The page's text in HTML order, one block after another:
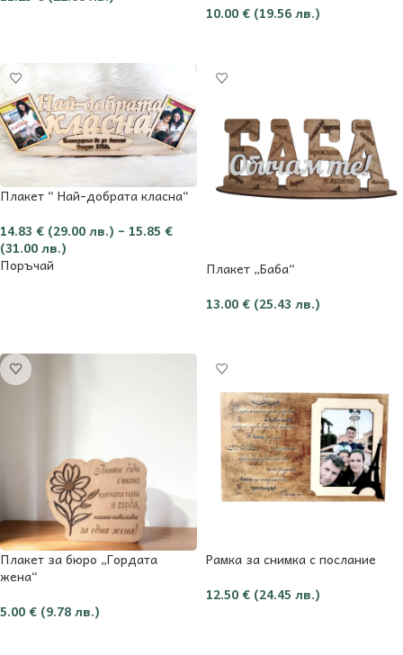
10.00 € (19.56 лв.)
Плакет “ Най-добрата класна“
14.83 € (29.00 лв.) – 15.85 €
(31.00 лв.)
Поръчай
Плакет „Баба“
13.00 € (25.43 лв.)
Плакет за бюро „Гордата
жена“
5.00 € (9.78 лв.)
Рамка за снимка с послание
12.50 € (24.45 лв.)